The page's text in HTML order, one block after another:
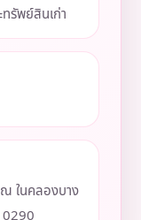
รัพย์สินเก่า
ในคลองบาง